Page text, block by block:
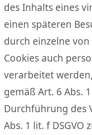
des Inhalts eines
einen späteren
durch einzelne
Cookies auch
verarbeitet
gemäß Art. 6 Abs.
Durchführung des
Abs. 1 lit. f